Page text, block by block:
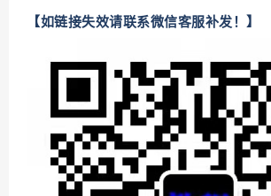
【如链接失效请联系微信客服补发！】